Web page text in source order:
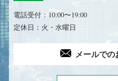
電話受付：10:00〜19:00
定休日：火・水曜日
メールでの